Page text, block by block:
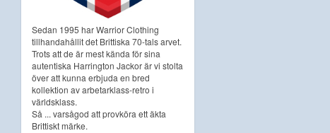
Sedan 1995 har Warrior Clothing
tillhandahållit det Brittiska 70-tals arvet.
Trots att de är mest kända för sina
autentiska Harrington Jackor är vi stolta
över att kunna erbjuda en bred
kollektion av arbetarklass-retro i
världsklass.
Så ... varsågod att provköra ett äkta
Brittiskt märke.